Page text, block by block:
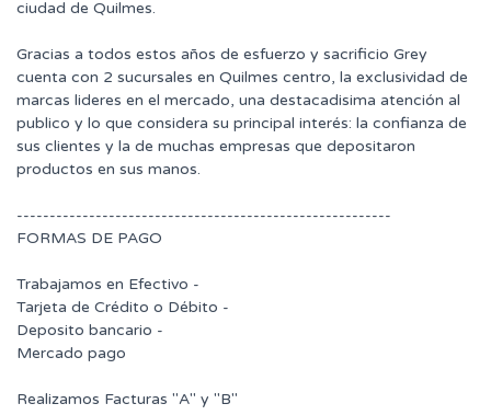
ciudad de Quilmes.
Gracias a todos estos años de esfuerzo y sacrificio Grey
cuenta con 2 sucursales en Quilmes centro, la exclusividad de
marcas lideres en el mercado, una destacadisima atención al
publico y lo que considera su principal interés: la confianza de
sus clientes y la de muchas empresas que depositaron
productos en sus manos.
---------------------------------------------------------
FORMAS DE PAGO
Trabajamos en Efectivo -
Tarjeta de Crédito o Débito -
Deposito bancario -
Mercado pago
Realizamos Facturas "A" y "B"